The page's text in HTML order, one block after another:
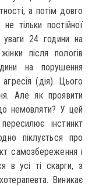
а потім довго
тільки постійної
уваги 24 години на
після пологів
на порушення
(дія). Цього
Але як проявити
немовляти? У цей
інстинкт
піклується про
самозбереження і
в усі ті скарги, з
Виникає